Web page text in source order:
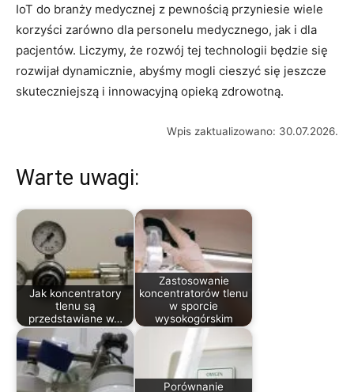
IoT‌ do branży ⁣medycznej ⁤z pewnością przyniesie wiele
‍korzyści zarówno dla personelu ​medycznego, jak i dla
pacjentów.⁣ Liczymy, że rozwój tej technologii będzie się ​
rozwijał dynamicznie, abyśmy mogli cieszyć się jeszcze
skuteczniejszą i innowacyjną opieką zdrowotną.
Wpis zaktualizowano: 30.07.2026.
Warte uwagi:
Jak koncentratory
tlenu są
przedstawiane w…
Zastosowanie
koncentratorów tlenu
w sporcie
wysokogórskim
Porównanie